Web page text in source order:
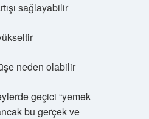
sağlayabilir
neden olabilir
geçici “yemek
bu gerçek ve